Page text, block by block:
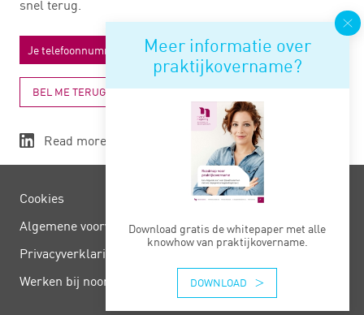
Meer informatie over
praktijkovername?
Download gratis de whitepaper met alle
knowhow van praktijkovername.
DOWNLOAD
snel terug.
BEL ME TERUG
Read more
Cookies
Algemene voorwaarden
Privacy­verklaring
Werken bij noord negentig